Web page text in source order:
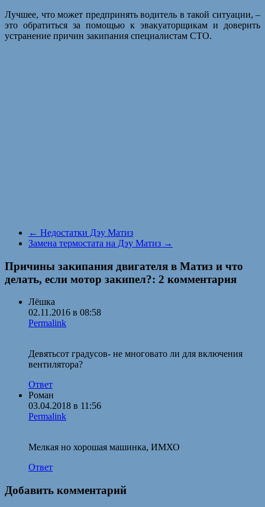
Лучшее, что может предпринять водитель в такой ситуации, –
это обратиться за помощью к эвакуаторщикам и доверить
устранение причин закипания специалистам СТО.
← Недостатки Дэу Матиз
Замена термостата на Дэу Матиз →
Причины закипания двигателя в Матиз и что
делать, если мотор закипел?: 2 комментария
Лёшка
02.11.2016 в 08:58
Permalink
Девятьсот градусов- не многовато ли для включения
вентилятора?
Ответ
Роман
03.04.2018 в 11:56
Permalink
Мелкая но хорошая машинка, ИМХО
Ответ
Добавить комментарий